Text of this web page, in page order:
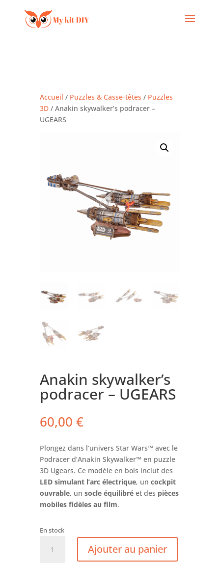
Accueil / Puzzles & Casse-têtes / Puzzles
3D/ Anakin skywalker’s podracer –
UGEARS
Anakin skywalker’s
podracer – UGEARS
60,00 €
Plongez dans l’univers Star Wars™ avec le
Podracer d’Anakin Skywalker™ en puzzle
3D Ugears. Ce modèle en bois inclut des
LED simulant l’arc électrique, un cockpit
ouvrable, un socle équilibréet des pièces
mobiles fidèles au film.
En stock
Ajouter au panier